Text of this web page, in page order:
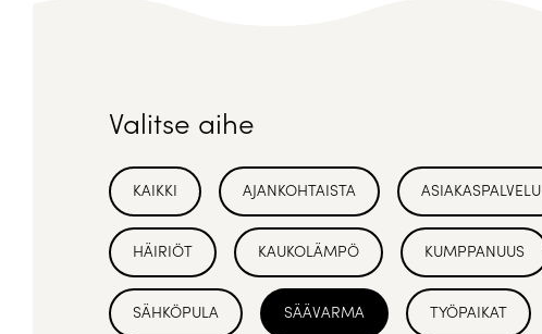
Valitse aihe
KAIKKI AJANKOHTAISTA ASIAKASPALVELU
HÄIRIÖT KAUKOLÄMPÖ KUMPPANUUS
SÄHKÖPULA SÄÄVARMA TYÖPAIKAT